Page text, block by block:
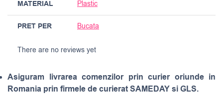
MATERIAL Plastic
PRET PER Bucata
There are no reviews yet
Asiguram livrarea comenzilor prin curier oriunde in
Romania prin firmele de curierat SAMEDAY si GLS.